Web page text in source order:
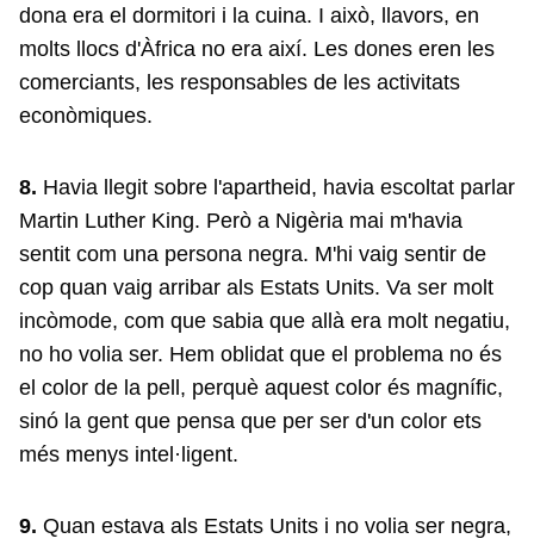
dona era el dormitori i la cuina. I això, llavors, en
molts llocs d'Àfrica no era així. Les dones eren les
comerciants, les responsables de les activitats
econòmiques.
8. Havia llegit sobre l'apartheid, havia escoltat parlar
Martin Luther King. Però a Nigèria mai m'havia
sentit com una persona negra. M'hi vaig sentir de
cop quan vaig arribar als Estats Units. Va ser molt
incòmode, com que sabia que allà era molt negatiu,
no ho volia ser. Hem oblidat que el problema no és
el color de la pell, perquè aquest color és magnífic,
sinó la gent que pensa que per ser d'un color ets
més menys intel·ligent.
9. Quan estava als Estats Units i no volia ser negra,